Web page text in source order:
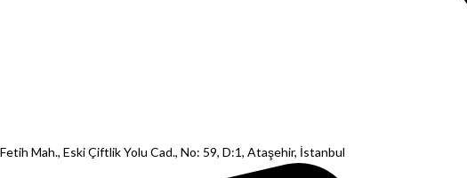
Fetih Mah., Eski Çiftlik Yolu Cad., No: 59, D:1, Ataşehir, İstanbul